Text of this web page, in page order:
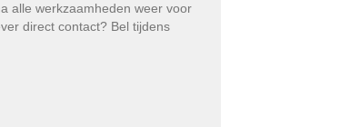
alle werkzaamheden weer voor
direct contact? Bel tijdens